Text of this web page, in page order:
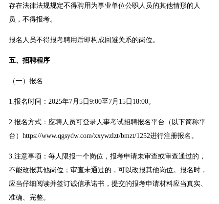
存在法律法规规定不得聘用为事业单位公职人员的其他情形的人
员，不得报考。
报名人员不得报考聘用后即构成回避关系的岗位。
五、招聘程序
（一）报名
1.报名时间：2025年7月5日9:00至7月15日18:00。
2.报名方式：应聘人员可登录人事考试招聘报名平台（以下简称平
台）https://www.qgsydw.com/xxywzlzt/bmzt/1252进行注册报名。
3.注意事项：每人限报一个岗位，报考申请未审查或审查通过的，
不能改报其他岗位；审查未通过的，可以改报其他岗位。报名时，
应当仔细阅读并签订诚信承诺书，提交的报考申请材料应当真实、
准确、完整。